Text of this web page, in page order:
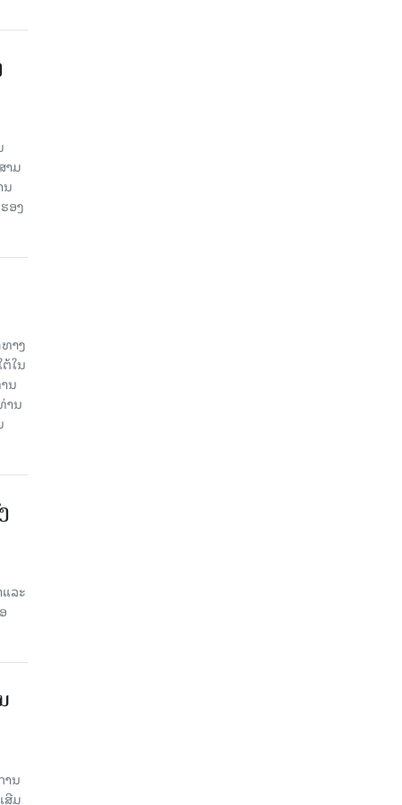
າມ
ນ
ອງ
າງ
ໃນ
ນ
ານ
ລະ
ານ
ສີມ